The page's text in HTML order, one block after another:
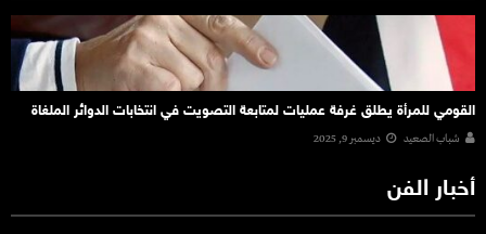
القومي للمرأة يطلق غرفة عمليات لمتابعة التصويت في انتخابات الدوائر الملغاة
شباب الصعيد ديسمبر 9, 2025
أخبار الفن